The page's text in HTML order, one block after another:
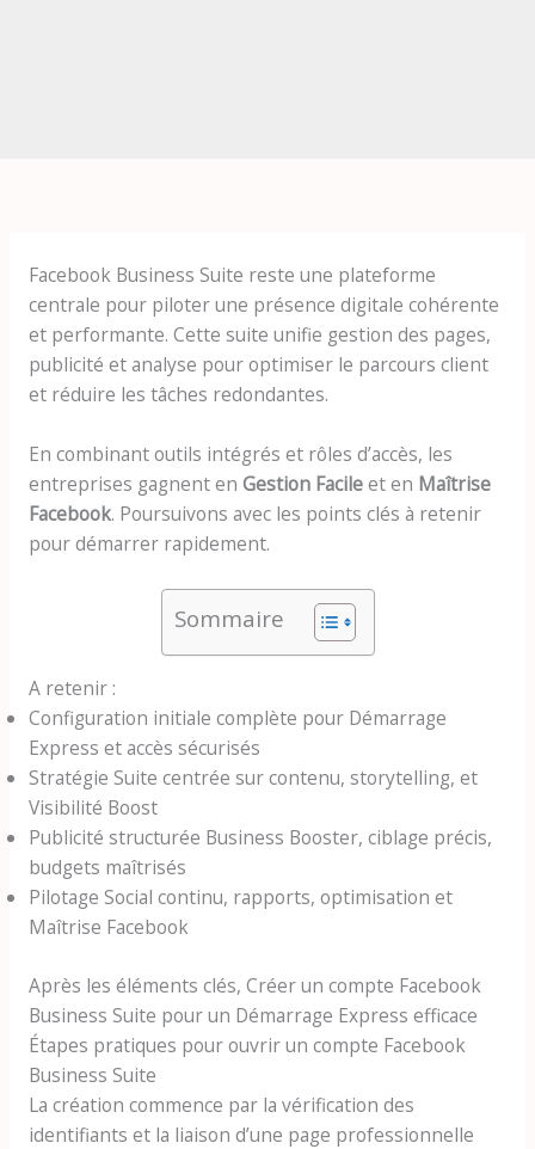
Facebook Business Suite reste une plateforme
centrale pour piloter une présence digitale cohérente
et performante. Cette suite unifie gestion des pages,
publicité et analyse pour optimiser le parcours client
et réduire les tâches redondantes.
En combinant outils intégrés et rôles d’accès, les
entreprises gagnent en Gestion Facileet en Maîtrise
Facebook. Poursuivons avec les points clés à retenir
pour démarrer rapidement.
Sommaire
A retenir :
Configuration initiale complète pour Démarrage
Express et accès sécurisés
Stratégie Suite centrée sur contenu, storytelling, et
Visibilité Boost
Publicité structurée Business Booster, ciblage précis,
budgets maîtrisés
Pilotage Social continu, rapports, optimisation et
Maîtrise Facebook
Après les éléments clés, Créer un compte Facebook
Business Suite pour un Démarrage Express efficace
Étapes pratiques pour ouvrir un compte Facebook
Business Suite
La création commence par la vérification des
identifiants et la liaison d’une page professionnelle